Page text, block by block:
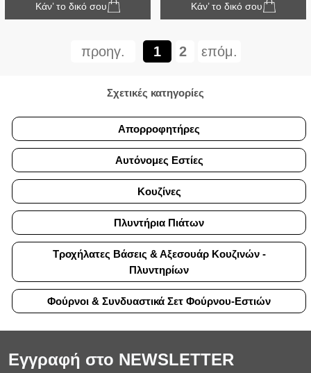
Κάν’ το δικό σου Κάν’ το δικό σου
προηγ. 1 2 επόμ.
Σχετικές κατηγορίες
Απορροφητήρες
Αυτόνομες Εστίες
Κουζίνες
Πλυντήρια Πιάτων
Τροχήλατες Βάσεις & Αξεσουάρ Κουζινών -
Πλυντηρίων
Φούρνοι & Συνδυαστικά Σετ Φούρνου-Εστιών
Εγγραφή στο NEWSLETTER